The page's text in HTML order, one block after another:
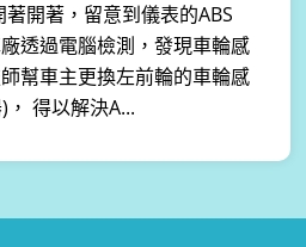
開著，留意到儀表的ABS
透過電腦檢測，發現車輪感
幫車主更換左前輪的車輪感
得以解決A...